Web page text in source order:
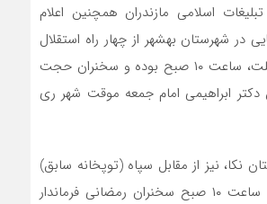
اسلامی مازندران همچنین اعلام
در شهرستان بهشهر از چهار راه استقلال
به سمت پارک ملت، ساعت ۱۰ صبح بوده و سخنران حجت
دکتر ابراهیمی امام جمعه موقت شهر ری
نکا، نیز از مقابل سپاه (توپخانه سابق)
تا میدان جانبازان ساعت ۱۰ صبح سخنران رمضانی فرماندار